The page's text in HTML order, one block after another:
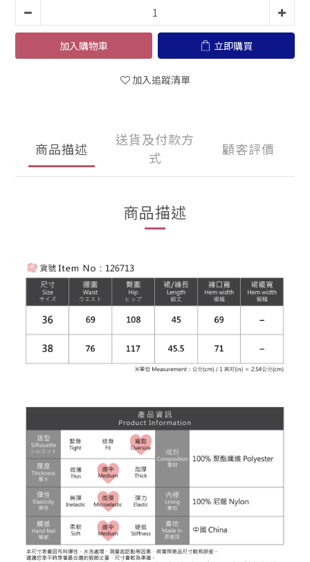
加入購物車 立即購買
加入追蹤清單
商品描述
送貨及付款方
式
顧客評價
商品描述